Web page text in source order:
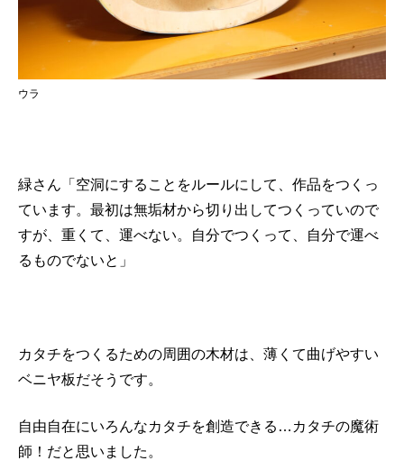
ウラ
緑さん「空洞にすることをルールにして、作品をつくっ
ています。最初は無垢材から切り出してつくっていので
すが、重くて、運べない。自分でつくって、自分で運べ
るものでないと」
カタチをつくるための周囲の木材は、薄くて曲げやすい
ベニヤ板だそうです。
自由自在にいろんなカタチを創造できる…カタチの魔術
師！だと思いました。